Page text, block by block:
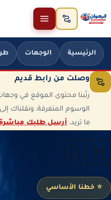
تخطَّ إلى المحتوى
الرئيسية الوجهات
وصلت من رابط قديم
رتّبنا محتوى الموقع في
الوسوم المتفرقة، ونقلناك
ما تريد، أرسل طلبك
🇴🇲
⭐ خطنا الأساسي